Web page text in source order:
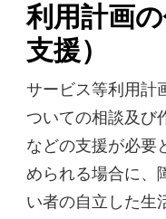
利用計画
支援）
サービス等利用計
ついての相談及び
などの支援が必要
められる場合に、
い者の自立した生